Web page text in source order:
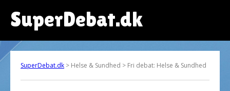
SuperDebat.dk
SuperDebat.dk > Helse & Sundhed > Fri debat: Helse & Sundhed